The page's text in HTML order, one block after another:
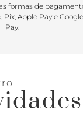
formas de
Apple Pay e Google
Pay.